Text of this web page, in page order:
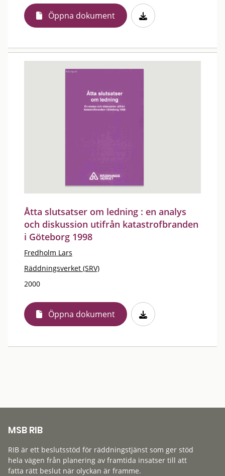
Öppna dokument
Åtta slutsatser om ledning : en analys
och diskussion utifrån katastrofbranden
i Göteborg 1998
Fredholm Lars
Räddningsverket (SRV)
2000
Öppna dokument
MSB RIB
RIB är ett beslutsstöd för räddningstjänst som ger stöd
hela vägen från planering av framtida insatser till att
fatta rätt beslut när olyckan är framme.